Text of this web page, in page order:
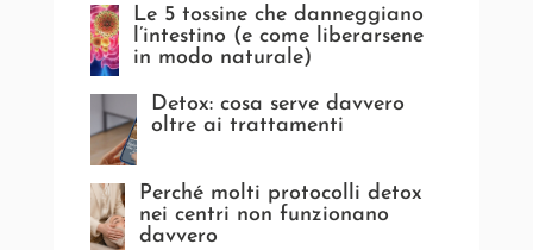
Le 5 tossine che danneggiano
l’intestino (e come liberarsene
in modo naturale)
Detox: cosa serve davvero
oltre ai trattamenti
Perché molti protocolli detox
nei centri non funzionano
davvero